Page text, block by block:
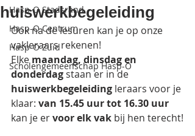
Hasp-O Stadsrand
Hasp-O Centrum
Hasp-O Zuid
Scholengemeenschap Hasp-O
huiswerkbegeleiding
Ook na de lesuren kan je op onze
vakleraars rekenen!
Elke maandag, dinsdag en
donderdag staan er in de
huiswerkbegeleiding leraars voor je
klaar: van 15.45 uur tot 16.30 uur
kan je er voor elk vak bij hen terecht!